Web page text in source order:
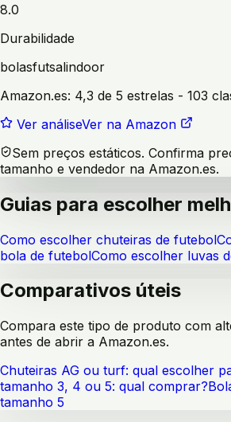
8.0
Durabilidade
bolasfutsalindoor
Amazon.es: 4,3 de 5 estrelas - 103
Ver análiseVer na Amazon
Sem preços estáticos. Confirma
tamanho e vendedor na Amazon.es.
Guias para escolher
Como escolher chuteiras de futebol
bola de futebolComo escolher luvas
Comparativos úteis
Compara este tipo de produto com
antes de abrir a Amazon.es.
Chuteiras AG ou turf: qual escolher
tamanho 3, 4 ou 5: qual comprar?
tamanho 5